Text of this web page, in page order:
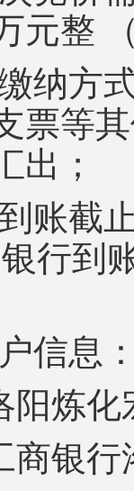
元整
纳方
票等
出 ；
账截
银行到
信息
阳炼
商银